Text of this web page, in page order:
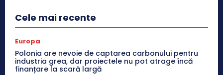
Cele mai recente
Europa
Polonia are nevoie de captarea carbonului pentru
industria grea, dar proiectele nu pot atrage încă
finanțare la scară largă